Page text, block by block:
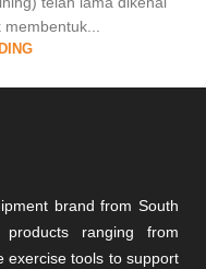
membentuk...
brand from South
ranging from
exercise tools to support